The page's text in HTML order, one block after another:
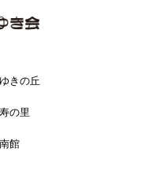
きの丘
の里
館